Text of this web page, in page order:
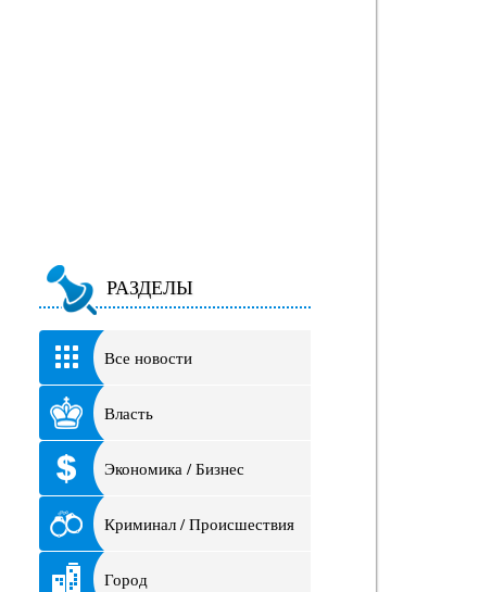
РАЗДЕЛЫ
Все новости
Власть
Экономика / Бизнес
Криминал / Происшествия
Город